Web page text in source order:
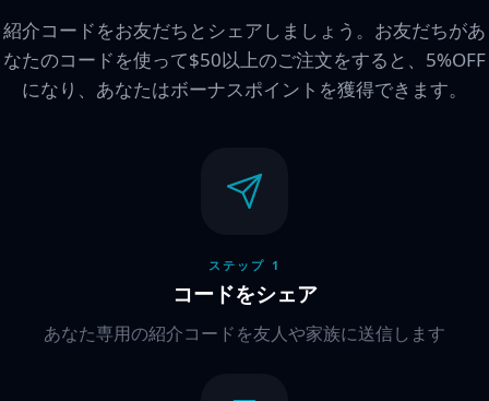
紹介コードをお友だちとシェアしましょう。お友だちがあ
なたのコードを使って$50以上のご注文をすると、5%OFF
になり、あなたはボーナスポイントを獲得できます。
ステップ 1
コードをシェア
あなた専用の紹介コードを友人や家族に送信します